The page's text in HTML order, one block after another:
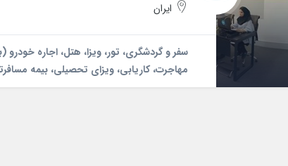
ایران
سفر و گردشگری، تور، ویزا، هتل، اجاره خودرو
مهاجرت، کاریابی، ویزای تحصیلی، بیمه